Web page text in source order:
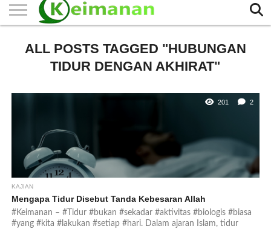
ALL POSTS TAGGED "HUBUNGAN
TIDUR DENGAN AKHIRAT"
201 2
KAJIAN
Mengapa Tidur Disebut Tanda Kebesaran Allah
#Keimanan – #Tidur #bukan #sekadar #aktivitas #biologis #biasa
#yang #kita #lakukan #setiap #hari. Dalam ajaran Islam, tidur